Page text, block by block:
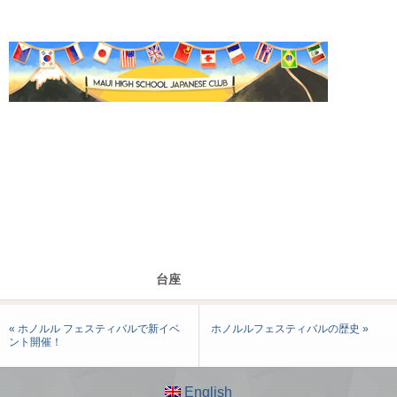
台座
« ホノルル フェスティバルで新イベ
ント開催！
ホノルルフェスティバルの歴史 »
English